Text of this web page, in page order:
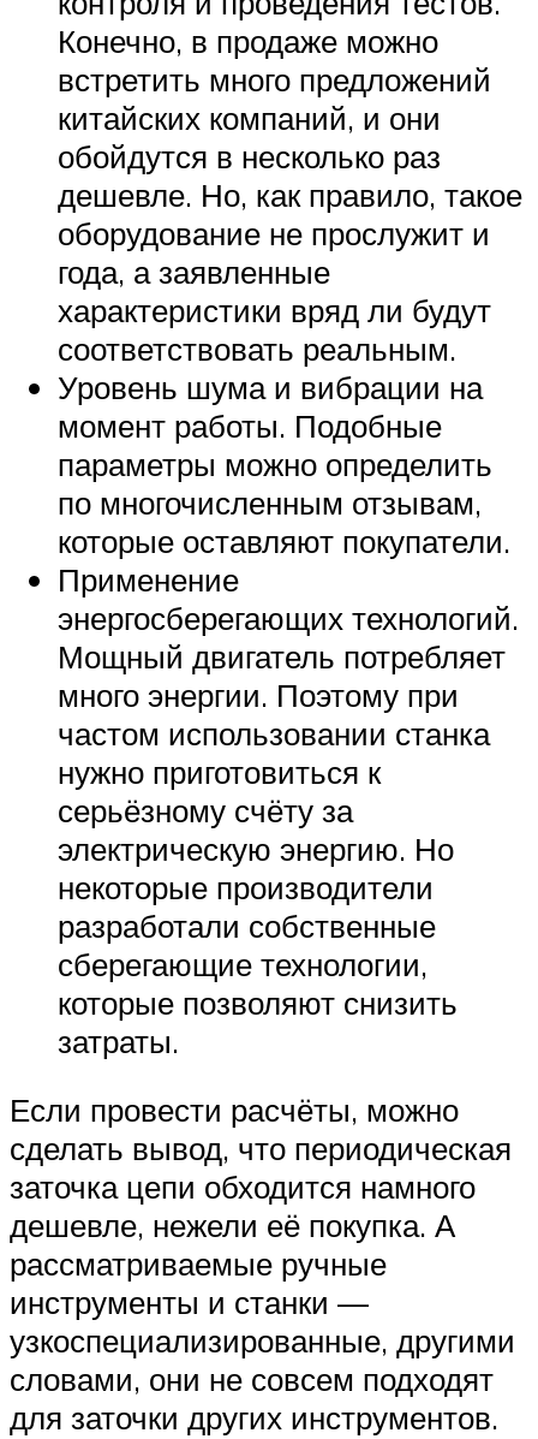
Конечно, в продаже можно
встретить много предложений
китайских компаний, и они
обойдутся в несколько раз
дешевле. Но, как правило, такое
оборудование не прослужит и
года, а заявленные
характеристики вряд ли будут
соответствовать реальным.
Уровень шума и вибрации на
момент работы. Подобные
параметры можно определить
по многочисленным отзывам,
которые оставляют покупатели.
Применение
энергосберегающих технологий.
Мощный двигатель потребляет
много энергии. Поэтому при
частом использовании станка
нужно приготовиться к
серьёзному счёту за
электрическую энергию. Но
некоторые производители
разработали собственные
сберегающие технологии,
которые позволяют снизить
затраты.
Если провести расчёты, можно
сделать вывод, что периодическая
заточка цепи обходится намного
дешевле, нежели её покупка. А
рассматриваемые ручные
инструменты и станки —
узкоспециализированные, другими
словами, они не совсем подходят
для заточки других инструментов.